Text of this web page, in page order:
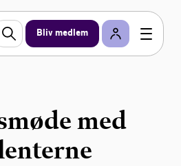
Bliv medlem
med